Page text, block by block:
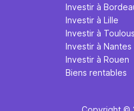
Investir à
Investir à Lille
Investir à
Investir à Nantes
Investir à Rouen
Biens rentables